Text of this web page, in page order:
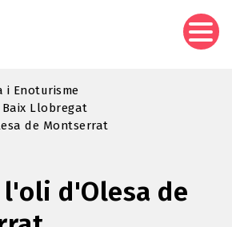
i Enoturisme
Baix Llobregat
de Montserrat
l'oli d'Olesa de